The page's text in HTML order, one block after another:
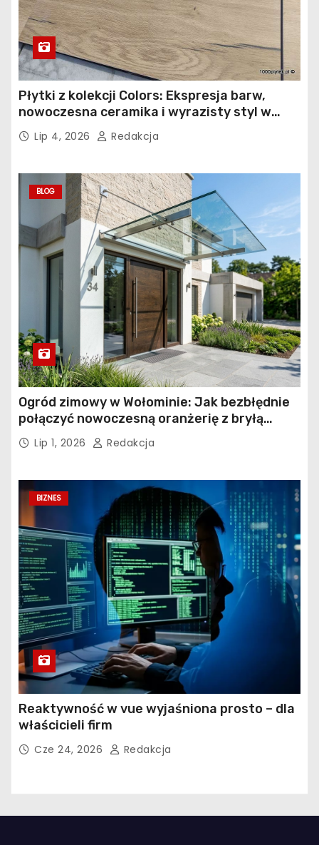
Płytki z kolekcji Colors: Ekspresja barw,
nowoczesna ceramika i wyrazisty styl w
łazience, kuchni i salonie
Lip 4, 2026 Redakcja
BLOG
Ogród zimowy w Wołominie: Jak bezbłędnie
połączyć nowoczesną oranżerię z bryłą
istniejącego budynku?
Lip 1, 2026 Redakcja
BIZNES
Reaktywność w vue wyjaśniona prosto – dla
właścicieli firm
Cze 24, 2026 Redakcja